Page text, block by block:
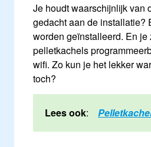
Je houdt waarschijnlijk van
gedacht aan de installatie?
worden geïnstalleerd. En
pelletkachels
wifi. Zo kun je het lekker
toch?
Lees ook: